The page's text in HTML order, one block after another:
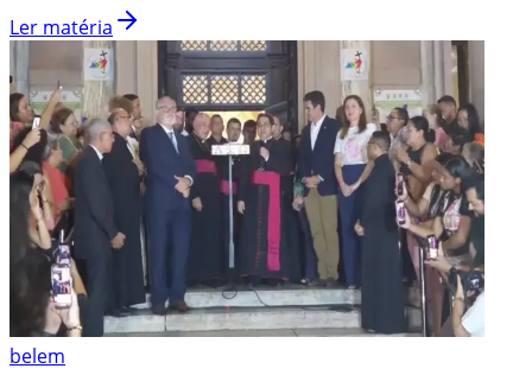
Ler matéria
belem